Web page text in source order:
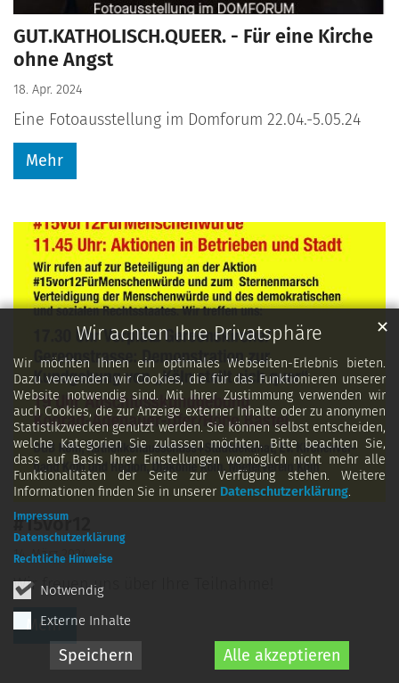
Wir achten Ihre Privatsphäre
Wir möchten Ihnen ein optimales Webseiten-Erlebnis bieten.
Dazu verwenden wir Cookies, die für das Funktionieren unserer
Website notwendig sind. Mit Ihrer Zustimmung verwenden wir
auch Cookies, die zur Anzeige externer Inhalte oder zu anonymen
Statistikzwecken genutzt werden. Sie können selbst entscheiden,
welche Kategorien Sie zulassen möchten. Bitte beachten Sie,
dass auf Basis Ihrer Einstellungen womöglich nicht mehr alle
Funktionalitäten der Seite zur Verfügung stehen. Weitere
Informationen finden Sie in unserer Datenschutzerklärung.
Notwendig
Externe Inhalte
Speichern Alle akzeptieren
✕
Impressum
Datenschutzerklärung
Rechtliche Hinweise
GUT.KATHOLISCH.QUEER. - Für eine Kirche
ohne Angst
18. Apr. 2024
Eine Fotoausstellung im Domforum 22.04.-5.05.24
Mehr
#15vor12
14. März 2024
Wir freuen uns über Ihre Teilnahme!
Mehr